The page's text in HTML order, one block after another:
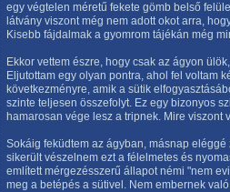
egy végtelen méretű fekete gömb belső
látvány viszont még nem adott okot arra,
Kisebb fájdalmak a gyomrom tájékán még
Ekkor vettem észre, hogy csak az ágyon
Eljutottam egy olyan pontra, ahol fel voltam
következményre, amik a sütik
szinte teljesen összefolyt. Ez egy bizonyos
hamarosan vége lesz a tripnek. Mire viszont
Sokáig feküdtem az ágyban, másnap
sikerült vészelnem ezt a félelmetes és
említett mérgezésszerű állapot némi "nem
meg a betépés a sütivel. Nem embernek